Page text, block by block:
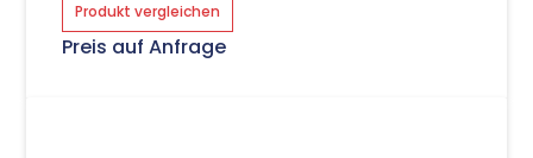
Produkt vergleichen
Preis auf Anfrage